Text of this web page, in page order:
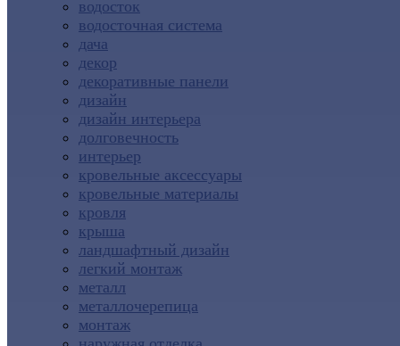
водосток
водосточная система
дача
декор
декоративные панели
дизайн
дизайн интерьера
долговечность
интерьер
кровельные аксессуары
кровельные материалы
кровля
крыша
ландшафтный дизайн
легкий монтаж
металл
металлочерепица
монтаж